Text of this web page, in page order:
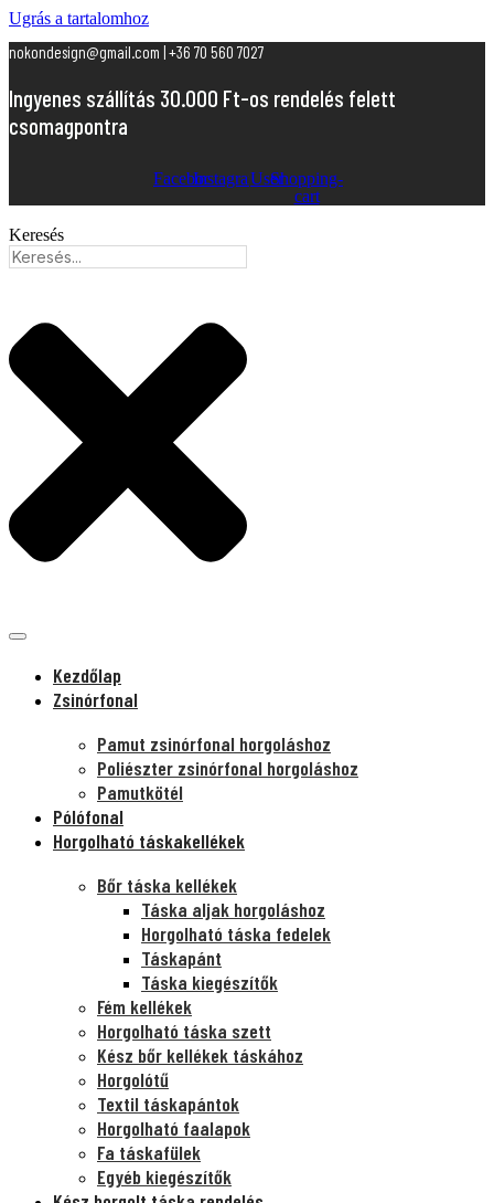
Ugrás a tartalomhoz
nokondesign@gmail.com | +36 70 560 7027
Ingyenes szállítás 30.000 Ft-os rendelés felett
csomagpontra
FacebookInstagramUserShopping-
cart
Keresés
Kezdőlap
Zsinórfonal
Pamut zsinórfonal horgoláshoz
Poliészter zsinórfonal horgoláshoz
Pamutkötél
Pólófonal
Horgolható táskakellékek
Bőr táska kellékek
Táska aljak horgoláshoz
Horgolható táska fedelek
Táskapánt
Táska kiegészítők
Fém kellékek
Horgolható táska szett
Kész bőr kellékek táskához
Horgolótű
Textil táskapántok
Horgolható faalapok
Fa táskafülek
Egyéb kiegészítők